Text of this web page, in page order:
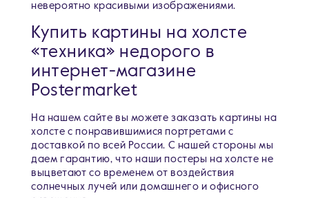
невероятно красивыми изображениями.
Купить картины на холсте
«техника» недорого в
интернет-магазине
Postermarket
На нашем сайте вы можете заказать картины на
холсте с понравившимися портретами c
доставкой по всей России. С нашей стороны мы
даем гарантию, что наши постеры на холсте не
выцветают со временем от воздействия
солнечных лучей или домашнего и офисного